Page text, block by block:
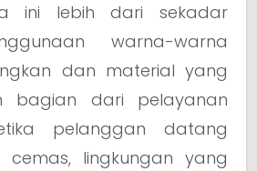
ini lebih dari sekadar
warna-warna
dan material yang
bagian dari pelayanan
pelanggan datang
cemas, lingkungan yang